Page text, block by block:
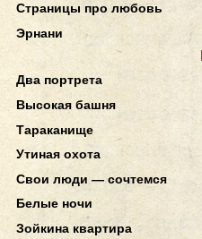
Страницы про любовь
Эрнани
Два портрета
Высокая башня
Тараканище
Утиная охота
Свои люди — сочтемся
Белые ночи
Зойкина квартира